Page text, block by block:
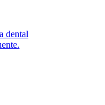
dental